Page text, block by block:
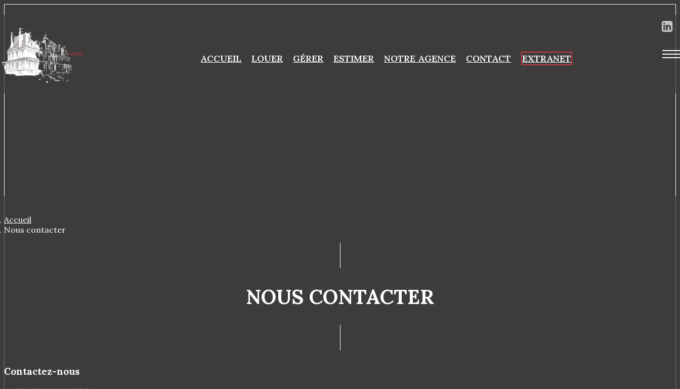
ACCUEIL LOUER GÉRER ESTIMER NOTRE AGENCE CONTACT EXTRANET
Accueil
Nous contacter
NOUS CONTACTER
Contactez-nous